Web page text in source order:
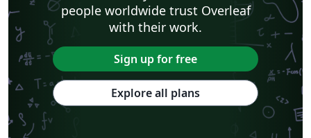
people worldwide trust Overleaf
with their work.
Sign up for free
Explore all plans